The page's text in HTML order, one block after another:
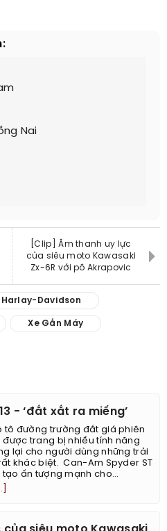
Nai
[Clip] Âm thanh uy lực
của siêu moto Kawasaki
Zx-6R với pô Akrapovic
Harlay-Davidson
Xe Gắn Máy
- ‘đắt xắt ra miếng’
tô đường trường đắt giá phiên
được trang bị nhiều tính năng
lại cho người dùng những trải
khác biệt. ​ Can-Am Spyder ST
ấn tượng mạnh cho...